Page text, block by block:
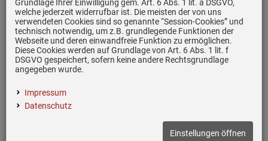
Grundlage Ihrer Einwilligung gem. Art. 6 Abs. 1 lit. a DSGVO,
welche jederzeit widerrufbar ist. Die meisten der von uns
verwendeten Cookies sind so genannte “Session-Cookies” und
technisch notwendig, um z.B. grundlegende Funktionen der
Webseite und deren einwandfreie Funktion zu ermöglichen.
Diese Cookies werden auf Grundlage von Art. 6 Abs. 1 lit. f
DSGVO gespeichert, sofern keine andere Rechtsgrundlage
angegeben wurde.
Impressum
Datenschutz
Einstellungen öffnen